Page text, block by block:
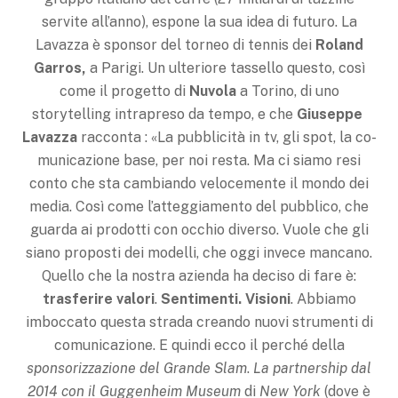
servite all’anno), espone la sua idea di futuro. La
Lavazza è sponsor del torneo di tennis dei Roland
Garros, a Parigi. Un ulteriore tassel­lo questo, così
come il proget­to di Nuvolaa Torino, di uno
storytelling intrapreso da tempo, e che Giuseppe
Lavaz­zaracconta : «La pubblicità in tv, gli spot, la co­
municazione base, per noi re­sta. Ma ci siamo resi
conto che sta cambiando velocemente il mondo dei
media. Così come l’atteggiamento del pubblico, che
guarda ai prodotti con oc­chio diverso. Vuole che gli
sia­no proposti dei modelli, che oggi invece mancano.
Quello che la nostra azienda ha deci­so di fare è:
trasferire valori. Sentimenti. Visioni. Abbiamo
imboccato questa strada cre­ando nuovi strumenti di
co­municazione. E quindi ecco il perché della
sponsorizzazio­ne del Grande Slam. La part­nership dal
2014 con il Guggenheim Museum di New York (dove è